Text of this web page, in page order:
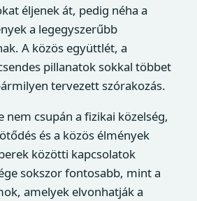
éljenek át, pedig néha a
a legegyszerűbb
A közös együttlét, a
pillanatok sokkal többet
tervezett szórakozás.
nem csupán a fizikai közelség,
és a közös élmények
közötti kapcsolatok
sokszor fontosabb, mint a
amelyek elvonhatják a